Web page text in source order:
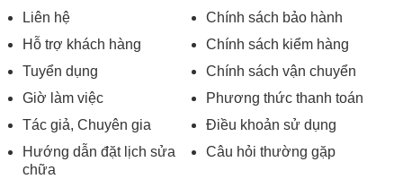
Liên hệ
Hỗ trợ khách hàng
Tuyển dụng
Giờ làm việc
Tác giả, Chuyên gia
Hướng dẫn đặt lịch sửa
chữa
Chính sách bảo hành
Chính sách kiểm hàng
Chính sách vận chuyển
Phương thức thanh toán
Điều khoản sử dụng
Câu hỏi thường gặp